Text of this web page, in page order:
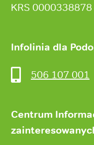
KRS 0000338878
Infolinia dla
506 107 001
Centrum